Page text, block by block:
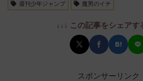
週刊少年ジャンプ 魔男のイチ
↓↓↓ この記事をシェアす
スポンサーリンク